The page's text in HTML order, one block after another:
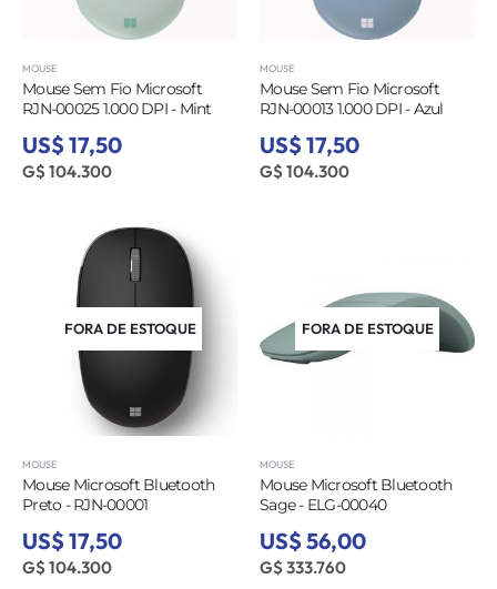
MOUSE
Mouse Sem Fio Microsoft
RJN-00025 1.000 DPI - Mint
US$ 17,50
G$ 104.300
MOUSE
Mouse Sem Fio Microsoft
RJN-00013 1.000 DPI - Azul
US$ 17,50
G$ 104.300
FORA DE ESTOQUE
MOUSE
Mouse Microsoft Bluetooth
Preto - RJN-00001
US$ 17,50
G$ 104.300
FORA DE ESTOQUE
MOUSE
Mouse Microsoft Bluetooth
Sage - ELG-00040
US$ 56,00
G$ 333.760